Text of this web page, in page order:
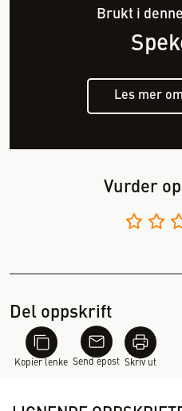
Brukt i
Les mer
Vurder
Del oppskrift
Kopier lenke Send epost Skriv ut